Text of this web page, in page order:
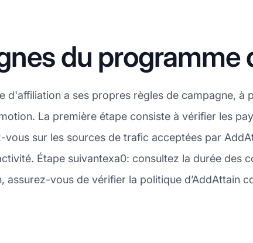
du
d'affiliation a ses propres règles de campagne,
La première étape consiste à vérifier les
vous sur les sources de trafic acceptées par
Étape suivantexa0: consultez la durée des
assurez-vous de vérifier la politique d’AddAttain